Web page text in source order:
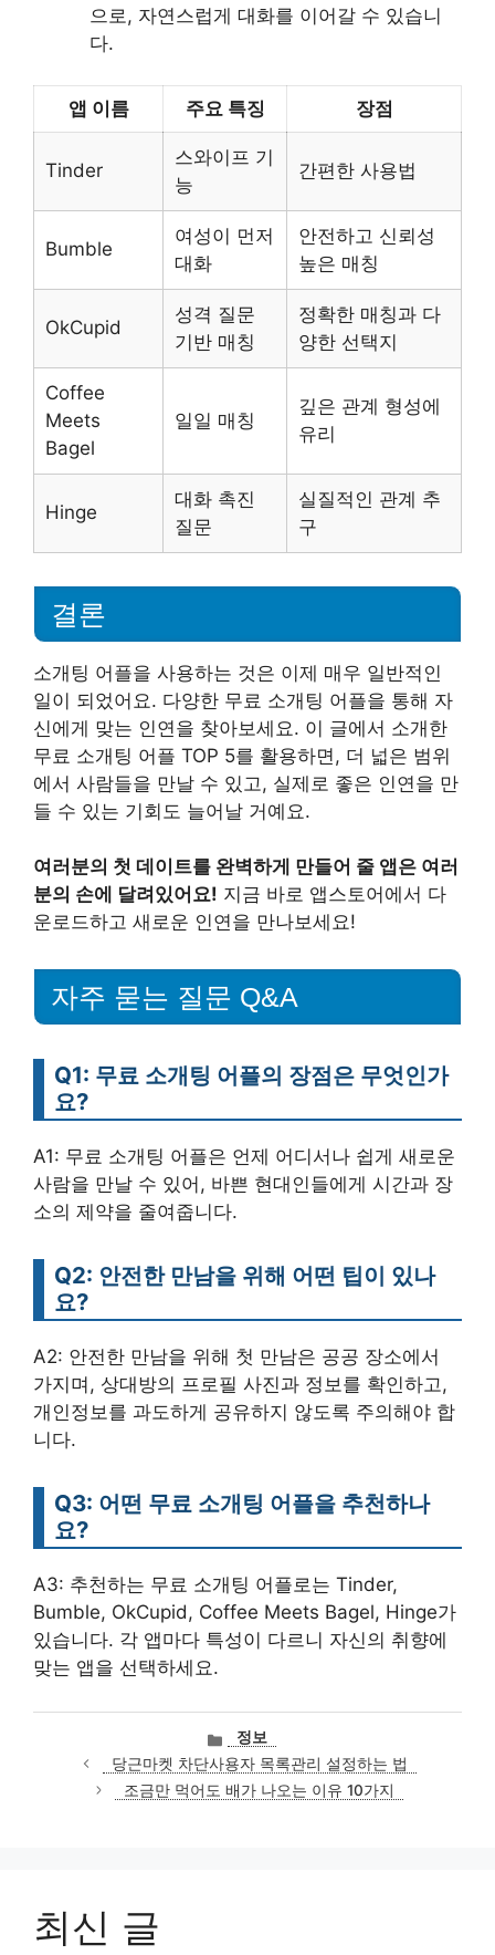
으로, 자연스럽게 대화를 이어갈 수 있습니
다.
앱 이름 주요 특징 장점
Tinder
스와이프 기
능
간편한 사용법
Bumble
여성이 먼저
대화
안전하고 신뢰성
높은 매칭
OkCupid
성격 질문
기반 매칭
정확한 매칭과 다
양한 선택지
Coffee
Meets
Bagel
일일 매칭
깊은 관계 형성에
유리
Hinge
대화 촉진
질문
실질적인 관계 추
구
결론
소개팅 어플을 사용하는 것은 이제 매우 일반적인
일이 되었어요. 다양한 무료 소개팅 어플을 통해 자
신에게 맞는 인연을 찾아보세요. 이 글에서 소개한
무료 소개팅 어플 TOP 5를 활용하면, 더 넓은 범위
에서 사람들을 만날 수 있고, 실제로 좋은 인연을 만
들 수 있는 기회도 늘어날 거예요.
여러분의 첫 데이트를 완벽하게 만들어 줄 앱은 여러
분의 손에 달려있어요! 지금 바로 앱스토어에서 다
운로드하고 새로운 인연을 만나보세요!
자주 묻는 질문 Q&A
Q1: 무료 소개팅 어플의 장점은 무엇인가
요?
A1: 무료 소개팅 어플은 언제 어디서나 쉽게 새로운
사람을 만날 수 있어, 바쁜 현대인들에게 시간과 장
소의 제약을 줄여줍니다.
Q2: 안전한 만남을 위해 어떤 팁이 있나
요?
A2: 안전한 만남을 위해 첫 만남은 공공 장소에서
가지며, 상대방의 프로필 사진과 정보를 확인하고,
개인정보를 과도하게 공유하지 않도록 주의해야 합
니다.
Q3: 어떤 무료 소개팅 어플을 추천하나
요?
A3: 추천하는 무료 소개팅 어플로는 Tinder,
Bumble, OkCupid, Coffee Meets Bagel, Hinge가
있습니다. 각 앱마다 특성이 다르니 자신의 취향에
맞는 앱을 선택하세요.
카
테
고
리
정보
당근마켓 차단사용자 목록관리 설정하는 법
조금만 먹어도 배가 나오는 이유 10가지
최신 글